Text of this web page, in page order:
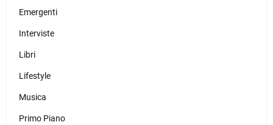
Emergenti
Interviste
Libri
Lifestyle
Musica
Primo Piano